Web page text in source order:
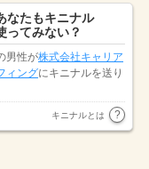
なたもキニナル
ってみない？
男性が株式会社キャリア
ィングにキニナルを送り
オープンループパートナ
潟県の男性にキニナルを
キニナルとは